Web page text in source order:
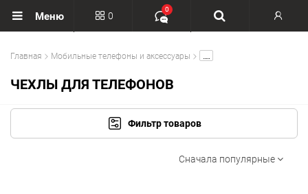
Меню 0
0
Главная Мобильные телефоны и аксессуары
ЧЕХЛЫ ДЛЯ ТЕЛЕФОНОВ
Фильтр товаров
Сначала популярные